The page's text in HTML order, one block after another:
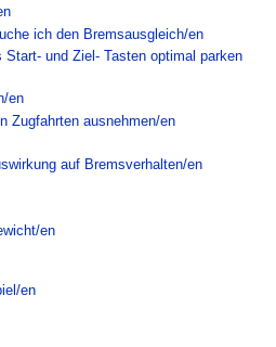
ich den Bremsausgleich/en
und Ziel- Tasten optimal parken
en
Zugfahrten ausnehmen/en
auf Bremsverhalten/en
en
en